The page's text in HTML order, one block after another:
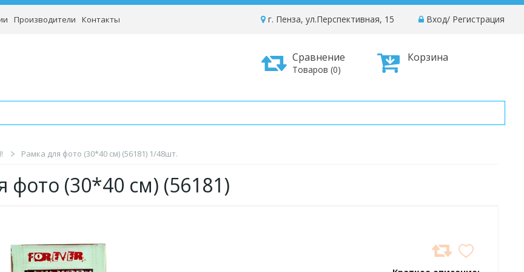
Производители Контакты Вход/ Регистрация
г. Пенза, ул.Перспективная, 15
Корзина
Сравнение
Товаров (0)
Рамка для фото (30*40 см) (56181) 1/48шт.
фото (30*40 см) (56181)